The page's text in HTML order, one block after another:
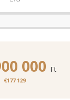
000 Ft
€177 129